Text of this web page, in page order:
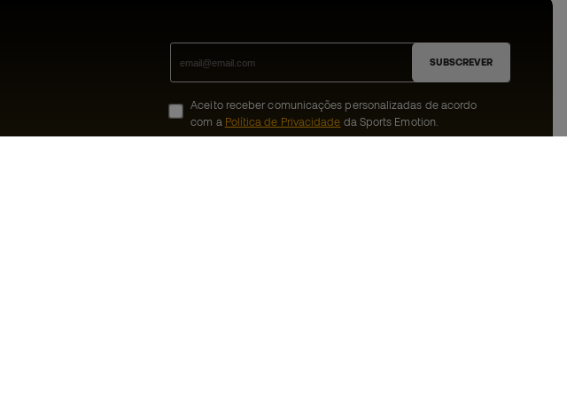
SUBSCREVER
Aceito receber comunicações personalizadas de acordo
com a Política de Privacidade da Sports Emotion.